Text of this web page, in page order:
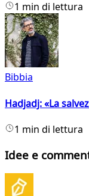
1 min di lettura
Bibbia
Hadjadj: «La
1 min di lettura
Idee e